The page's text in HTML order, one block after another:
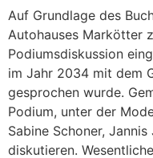
Auf Grundlage des
Autohauses Markötter
Podiumsdiskussion
im Jahr 2034 mit dem
gesprochen wurde.
Podium, unter der
Sabine Schoner,
diskutieren.